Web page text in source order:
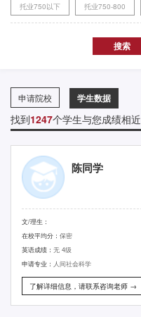
托业750以下 托业750-800
申请院校 学生数据
找到1247个学生与您成绩相近
陈同学
文/理生：
在校平均分： 保密
英语成绩： 无 4级
申请专业： 人间社会科学
了解详细信息，请联系咨询老师 →